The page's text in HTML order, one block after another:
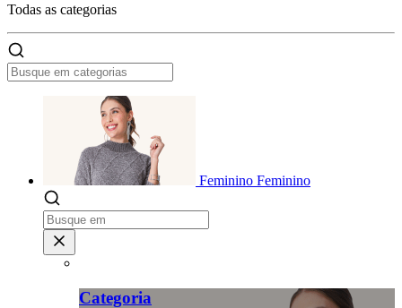
Todas as categorias
Feminino Feminino
Categoria